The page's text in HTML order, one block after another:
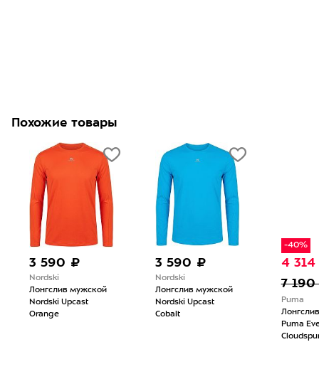
Похожие товары
3 590 ₽
Nordski
Лонгслив мужской
Nordski Upcast
Orange
3 590 ₽
Nordski
Лонгслив мужской
Nordski Upcast
Cobalt
-40%
4
7
Puma
Puma